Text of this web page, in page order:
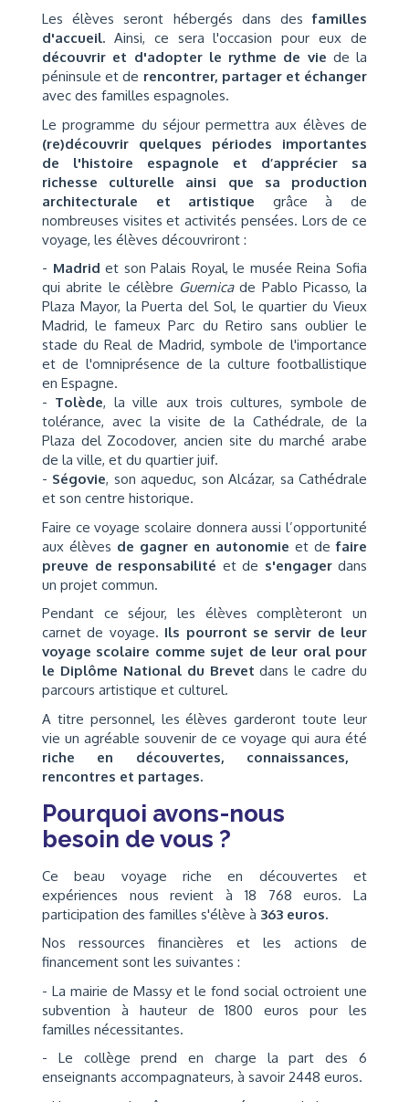
Les élèves seront hébergés dans desfamilles
d'accueil. Ainsi, ce sera l'occasion pour eux de
découvrir et d'adopter le rythme de vie de la
péninsule et de rencontrer, partager et échanger
avec des familles espagnoles.
Le programme du séjour permettra aux élèves de
(re)découvrir quelques périodes importantes
de l'histoire espagnole et d’apprécier sa
richesse culturelle ainsi que sa production
architecturale et artistique grâce à de
nombreuses visites et activités pensées. Lors de ce
voyage, les élèves découvriront :
- Madridet son Palais Royal, le musée Reina Sofia
qui abrite le célèbre Guernicade Pablo Picasso, la
Plaza Mayor, la Puerta del Sol, le quartier du Vieux
Madrid, le fameux Parc du Retiro sans oublier le
stade du Real de Madrid, symbole de l'importance
et de l'omniprésence de la culture footballistique
en Espagne.
- Tolède, la ville aux trois cultures, symbole de
tolérance, avec la visite de la Cathédrale, de la
Plaza del Zocodover, ancien site du marché arabe
de la ville, et du quartier juif.
- Ségovie, son aqueduc, son Alcázar, sa Cathédrale
et son centre historique.
Faire ce voyage scolaire donnera aussi l’opportunité
aux élèves de gagner en autonomie et defaire
preuve de responsabilité et de s'engager dans
un projet commun.
Pendant ce séjour, les élèves complèteront un
carnet de voyage. Ils pourront se servir de leur
voyage scolaire comme sujet de leur oral pour
le Diplôme National du Brevet dans le cadre du
parcours artistique et culturel.
A titre personnel, les élèves garderont toute leur
vie un agréable souvenir de ce voyage qui aura été
riche en découvertes, connaissances,
rencontres et partages.
Pourquoi avons-nous
besoin de vous ?
Ce beau voyage riche en découvertes et
expériences nous revient à 18 768 euros. La
participation des familles s'élève à 363 euros.
Nos ressources financières et les actions de
financement sont les suivantes :
- La mairie de Massy et le fond social octroient une
subvention à hauteur de 1800 euros pour les
familles nécessitantes.
- Le collège prend en charge la part des 6
enseignants accompagnateurs, à savoir 2448 euros.